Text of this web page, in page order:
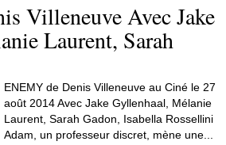
Villeneuve Avec Jake
Laurent, Sarah
ENEMY de Denis Villeneuve au Ciné le 27
août 2014 Avec Jake Gyllenhaal, Mélanie
Laurent, Sarah Gadon, Isabella Rossellini
Adam, un professeur discret, mène une...